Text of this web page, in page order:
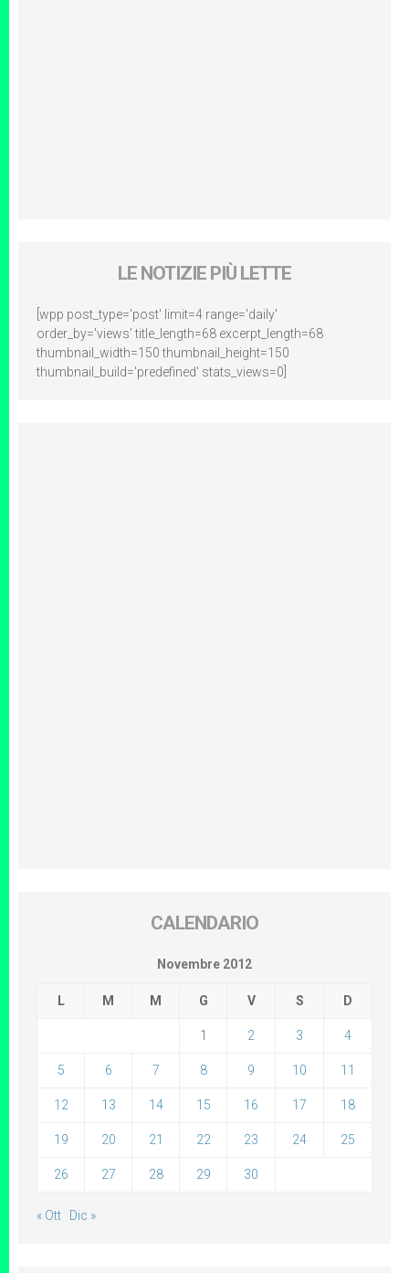
LE NOTIZIE PIÙ LETTE
[wpp post_type='post' limit=4 range='daily'
order_by='views' title_length=68 excerpt_length=68
thumbnail_width=150 thumbnail_height=150
thumbnail_build='predefined' stats_views=0]
CALENDARIO
Novembre 2012
L M M G V S D
1 2 3 4
5 6 7 8 9 10 11
12 13 14 15 16 17 18
19 20 21 22 23 24 25
26 27 28 29 30
« Ott Dic »